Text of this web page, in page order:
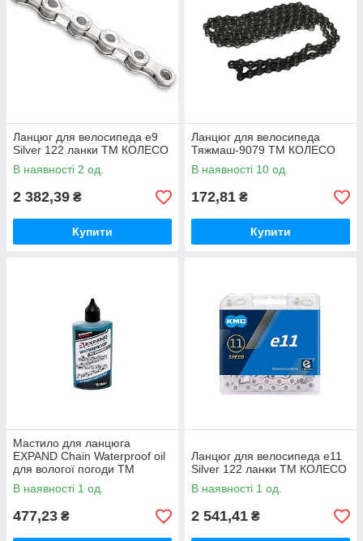
Ланцюг для велосипеда e9
Silver 122 ланки ТМ КОЛЕСО
В наявності 2 од.
2 382,39 ₴
Купити
Ланцюг для велосипеда
Тяжмаш-9079 ТМ КОЛЕСО
В наявності 10 од.
172,81 ₴
Купити
Мастило для ланцюга
EXPAND Chain Waterproof oil
для вологої погоди ТМ
КОЛЕСО
В наявності 1 од.
477,23 ₴
Ланцюг для велосипеда e11
Silver 122 ланки ТМ КОЛЕСО
В наявності 1 од.
2 541,41 ₴